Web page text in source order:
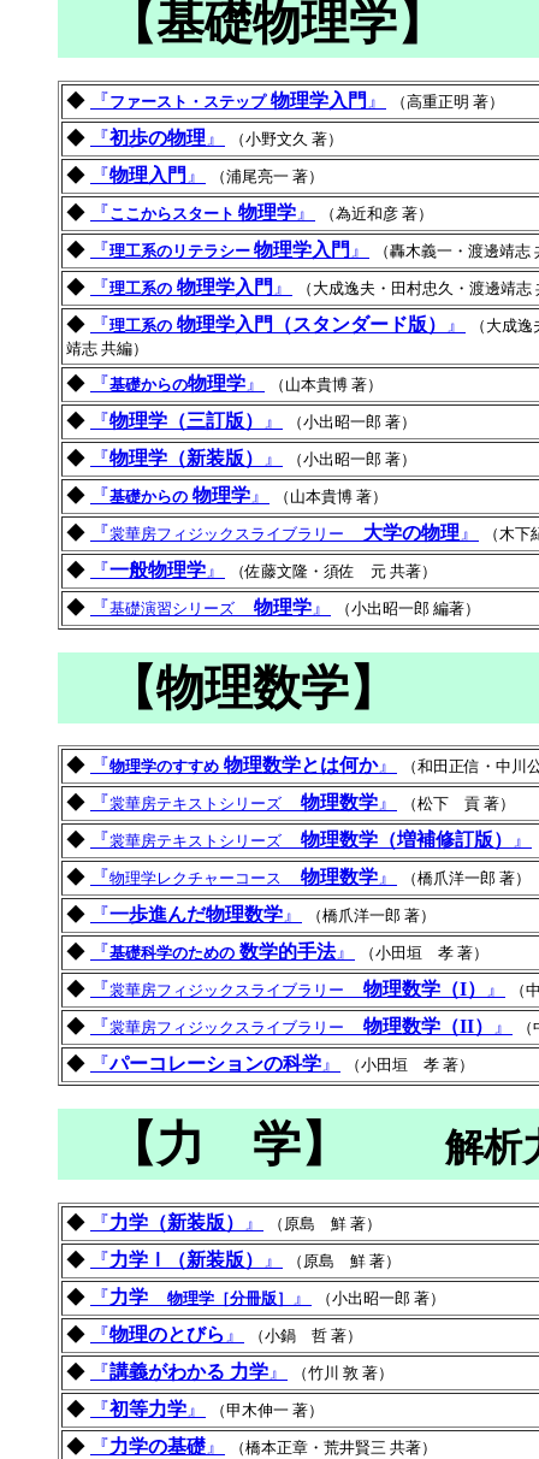
【基礎物理学】
◆ 『ファースト・ステップ物理学入門 』 （高重正明 著）
◆ 『初歩の物理 』 （小野文久 著）
◆ 『物理入門 』 （浦尾亮一 著）
◆ 『ここからスタート 物理学 』 （為近和彦 著）
◆ 『理工系のリテラシー 物理学入門 』 （轟木義一・渡邊靖志
◆ 『理工系の 物理学入門 』 （大成逸夫・田村忠久・渡邊靖志
◆ 『理工系の 物理学入門（スタンダード版） 』
（大成
靖志 共編）
◆ 『基礎からの物理学 』 （山本貴博 著）
◆ 『物理学（三訂版） 』 （小出昭一郎 著）
◆ 『物理学（新装版） 』 （小出昭一郎 著）
◆ 『基礎からの 物理学 』 （山本貴博 著）
◆ 『裳華房フィジックスライブラリー 大学の物理 』 （木
◆ 『一般物理学 』 （佐藤文隆・須佐 元 共著）
◆ 『基礎演習シリーズ 物理学 』 （小出昭一郎 編著）
【物理数学】
◆ 『物理学のすすめ 物理数学とは何か』 （和田正信・中川
◆ 『裳華房テキストシリーズ 物理数学 』 （松下 貢 著）
◆ 『裳華房テキストシリーズ 物理数学（増補修訂版） 』
◆ 『物理学レクチャーコース 物理数学 』 （橋爪洋一郎 著）
◆ 『一歩進んだ物理数学 』 （橋爪洋一郎 著）
◆ 『基礎科学のための 数学的手法』 （小田垣 孝 著）
◆ 『裳華房フィジックスライブラリー 物理数学（I） 』 （
◆ 『裳華房フィジックスライブラリー 物理数学（II） 』
◆ 『パーコレーションの科学 』 （小田垣 孝 著）
【力 学】解析
◆ 『力学（新装版） 』 （原島 鮮 著）
◆ 『力学Ⅰ（新装版） 』 （原島 鮮 著）
◆ 『力学 物理学［分冊版］ 』 （小出昭一郎 著）
◆ 『物理のとびら 』 （小鍋 哲 著）
◆ 『講義がわかる 力学 』 （竹川 敦 著）
◆ 『初等力学 』 （甲木伸一 著）
◆ 『力学の基礎 』 （橋本正章・荒井賢三 共著）